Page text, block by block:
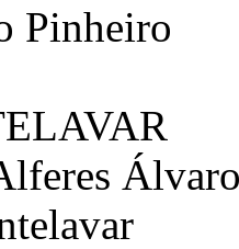
Pinheiro